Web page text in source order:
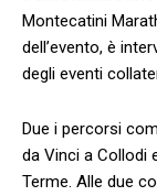
Montecatini
dell’evento, è
degli eventi
Due i percorsi
da Vinci a Collodi
Terme. Alle due